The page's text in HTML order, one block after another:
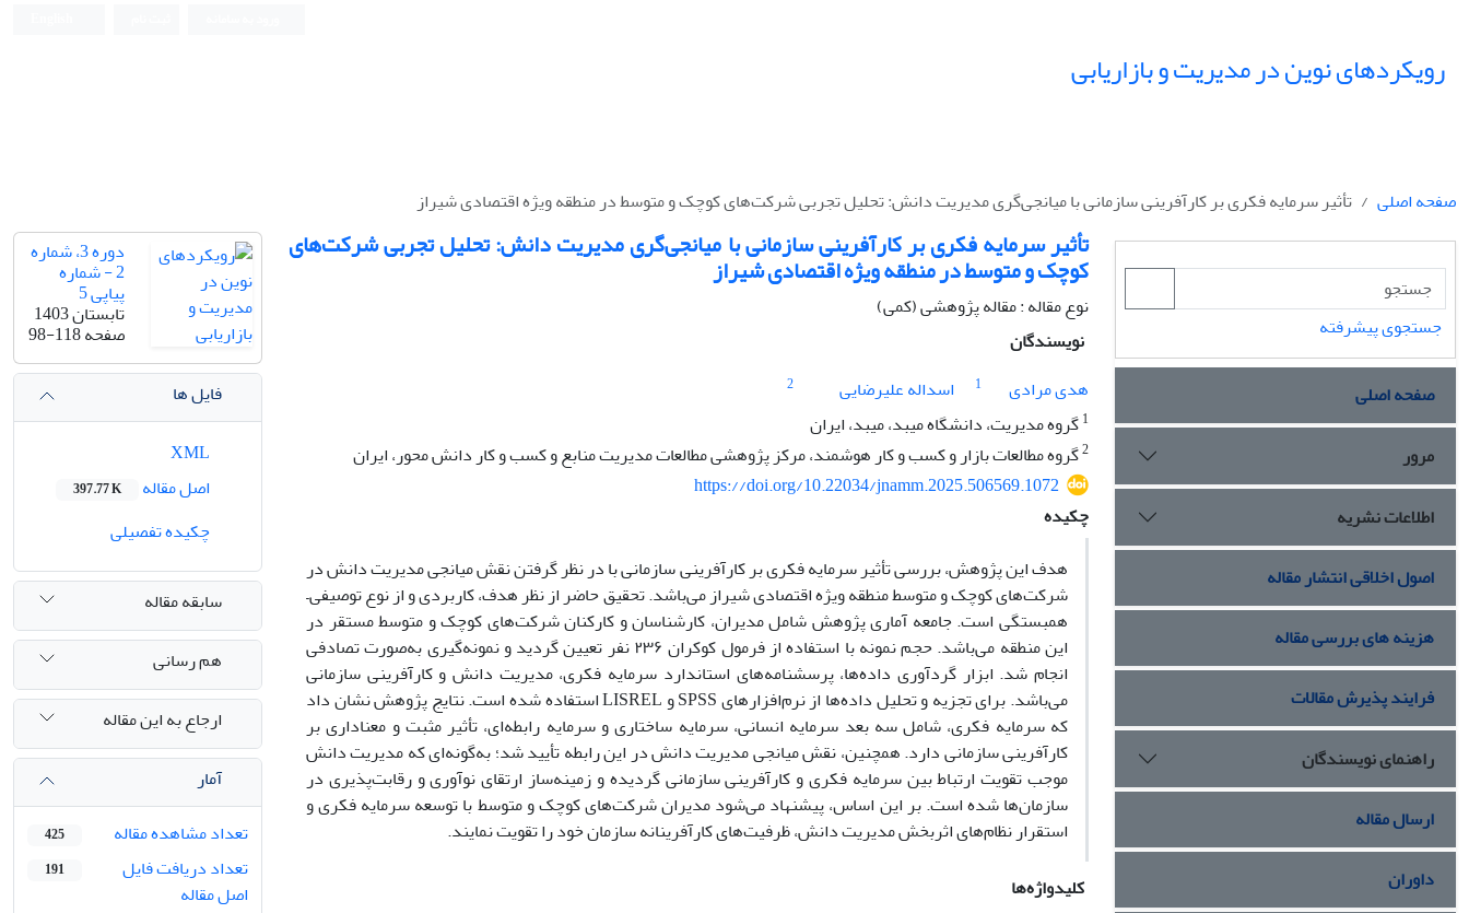
رویکردهای نوین در مدیریت و بازاریابی
صفحه اصلی تأثیر سرمایه فکری بر کارآفرینی سازمانی با میانجی‌گری مدیریت دانش: تحلیل تجربی شرکت‌های کوچک و متوسط در منطقه ویژه اقتصادی شیراز
تأثیر سرمایه فکری بر کارآفرینی سازمانی با میانجی‌گری مدیریت دانش: تحلیل تجربی شرکت‌های
کوچک و متوسط در منطقه ویژه اقتصادی شیراز
نوع مقاله : مقاله پژوهشی (کمی)
نویسندگان
هدی مرادی
1 اسداله علیرضایی
2
1گروه مدیریت، دانشگاه میبد، میبد، ایران
2گروه مطالعات بازار و کسب و کار هوشمند، مرکز پژوهشی مطالعات مدیریت منابع و کسب و کار دانش محور، ایران
https://doi.org/10.22034/jnamm.2025.506569.1072
چکیده
هدف این پژوهش، بررسی تأثیر سرمایه فکری بر کارآفرینی سازمانی با در نظر گرفتن نقش میانجی مدیریت دانش در
شرکت‌های کوچک و متوسط منطقه ویژه اقتصادی شیراز می‌باشد. تحقیق حاضر از نظر هدف، کاربردی و از نوع توصیفی–
همبستگی است. جامعه آماری پژوهش شامل مدیران، کارشناسان و کارکنان شرکت‌های کوچک و متوسط مستقر در
این منطقه می‌باشد. حجم نمونه با استفاده از فرمول کوکران ۲۳۶ نفر تعیین گردید و نمونه‌گیری به‌صورت تصادفی
انجام شد. ابزار گردآوری داده‌ها، پرسشنامه‌های استاندارد سرمایه فکری، مدیریت دانش و کارآفرینی سازمانی
می‌باشد. برای تجزیه و تحلیل داده‌ها از نرم‌افزارهای SPSS و LISREL استفاده شده است. نتایج پژوهش نشان داد
که سرمایه فکری، شامل سه بعد سرمایه انسانی، سرمایه ساختاری و سرمایه رابطه‌ای، تأثیر مثبت و معناداری بر
کارآفرینی سازمانی دارد. همچنین، نقش میانجی مدیریت دانش در این رابطه تأیید شد؛ به‌گونه‌ای که مدیریت دانش
موجب تقویت ارتباط بین سرمایه فکری و کارآفرینی سازمانی گردیده و زمینه‌ساز ارتقای نوآوری و رقابت‌پذیری در
سازمان‌ها شده است. بر این اساس، پیشنهاد می‌شود مدیران شرکت‌های کوچک و متوسط با توسعه سرمایه فکری و
استقرار نظام‌های اثربخش مدیریت دانش، ظرفیت‌های کارآفرینانه سازمان خود را تقویت نمایند.
کلیدواژه‌ها
دوره 3، شماره
2 - شماره
پیاپی 5
تابستان 1403
صفحه98-118
فایل ها
اصل مقاله
397.77 K
چکیده تفصیلی
سابقه مقاله
هم رسانی
ارجاع به این مقاله
آمار
تعداد مشاهده مقاله
425
تعداد دریافت فایل
اصل مقاله
191
جستجوی پیشرفته
صفحه اصلی
مرور
اطلاعات نشریه
اصول اخلاقی انتشار مقاله
هزینه های بررسی مقاله
فرایند پذیرش مقالات
راهنمای نویسندگان
ارسال مقاله
داوران